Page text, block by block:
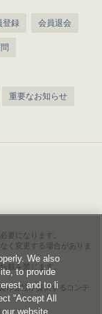
登録 会員退会
重要なお知らせ
要になります。
く変更する場合がありま
載を禁じます。
作会社が提供するコンテ
We also
to provide
and to li
“Accept All
website.